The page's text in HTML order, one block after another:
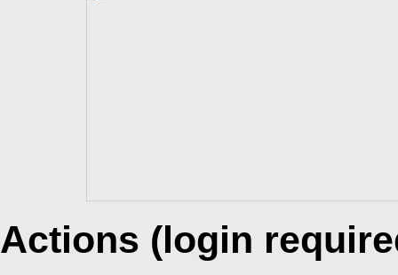
Actions (login